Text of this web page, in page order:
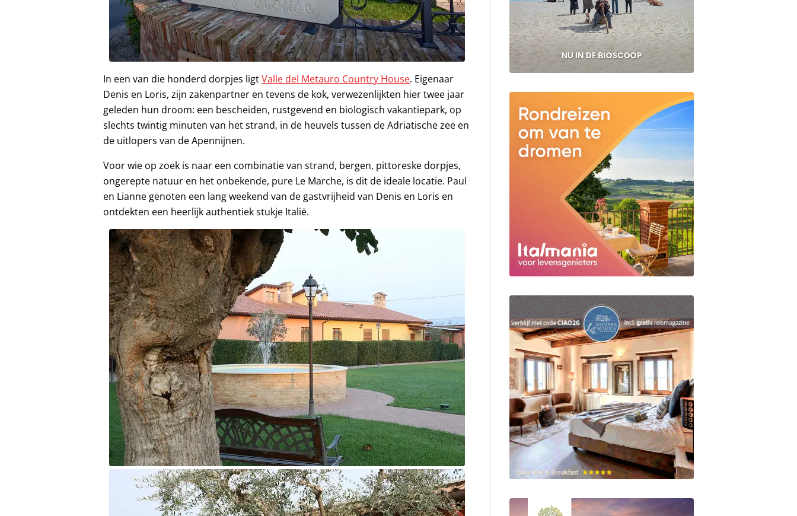
In een van die honderd dorpjes ligtValle del Metauro Country House. Eigenaar
Denis en Loris, zijn zakenpartner en tevens de kok, verwezenlijkten hier twee jaar
geleden hun droom: een bescheiden, rustgevend en biologisch vakantiepark, op
slechts twintig minuten van het strand, in de heuvels tussen de Adriatische zee en
de uitlopers van de Apennijnen.
Voor wie op zoek is naar een combinatie van strand, bergen, pittoreske dorpjes,
ongerepte natuur en het onbekende, pure Le Marche, is dit de ideale locatie. Paul
en Lianne genoten een lang weekend van de gastvrijheid van Denis en Loris en
ontdekten een heerlijk authentiek stukje Italië.